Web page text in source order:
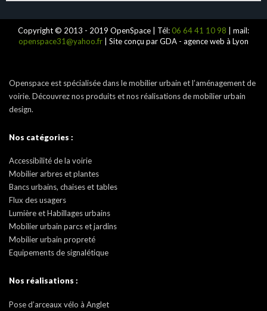
Copyright © 2013 - 2019 OpenSpace | Tél:06 64 41 10 98 | mail:
openspace31@yahoo.fr | Site conçu par GDA - agence web à Lyon
Openspace est spécialisée dans le mobilier urbain et l’aménagement de
voirie. Découvrez nos produits et nos réalisations de mobilier urbain
design.
Nos catégories :
Accessibilité de la voirie
Mobilier arbres et plantes
Bancs urbains, chaises et tables
Flux des usagers
Lumière et Habillages urbains
Mobilier urbain parcs et jardins
Mobilier urbain propreté
Equipements de signalétique
Nos réalisations :
Pose d’arceaux vélo à Anglet